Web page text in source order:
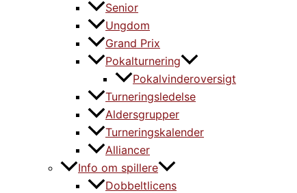
Senior
Ungdom
Grand Prix
Pokalturnering
Pokalvinderoversigt
Turneringsledelse
Aldersgrupper
Turneringskalender
Alliancer
Info om spillere
Dobbeltlicens